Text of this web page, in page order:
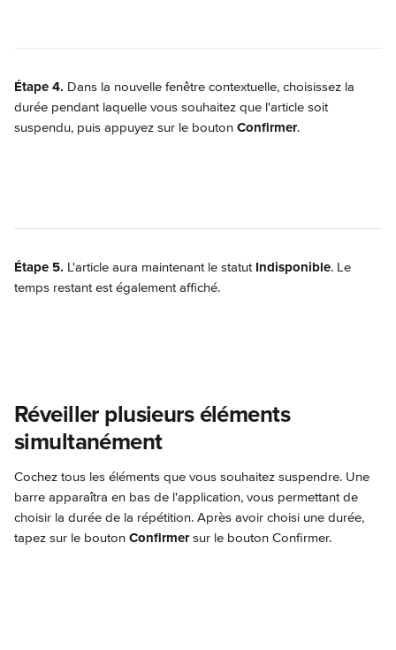
Étape 4. Dans la nouvelle fenêtre contextuelle, choisissez la
durée pendant laquelle vous souhaitez que l'article soit
suspendu, puis appuyez sur le bouton Confirmer.
Étape 5. L'article aura maintenant le statut Indisponible. Le
temps restant est également affiché.
Réveiller plusieurs éléments
simultanément
Cochez tous les éléments que vous souhaitez suspendre. Une
barre apparaîtra en bas de l'application, vous permettant de
choisir la durée de la répétition. Après avoir choisi une durée,
tapez sur le bouton Confirmer sur le bouton Confirmer.